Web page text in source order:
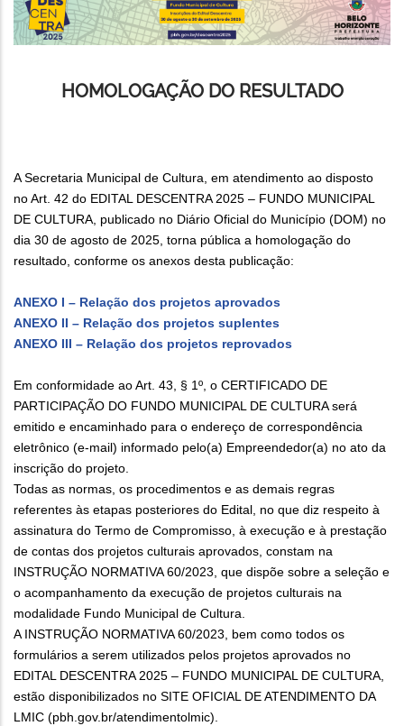
HOMOLOGAÇÃO DO RESULTADO
A Secretaria Municipal de Cultura, em atendimento ao disposto
no Art. 42 do EDITAL DESCENTRA 2025 – FUNDO MUNICIPAL
DE CULTURA, publicado no Diário Oficial do Município (DOM) no
dia 30 de agosto de 2025, torna pública a homologação do
resultado, conforme os anexos desta publicação:
ANEXO I – Relação dos projetos aprovados
ANEXO II – Relação dos projetos suplentes
ANEXO III – Relação dos projetos reprovados
Em conformidade ao Art. 43, § 1º, o CERTIFICADO DE
PARTICIPAÇÃO DO FUNDO MUNICIPAL DE CULTURA será
emitido e encaminhado para o endereço de correspondência
eletrônico (e‐mail) informado pelo(a) Empreendedor(a) no ato da
inscrição do projeto.
Todas as normas, os procedimentos e as demais regras
referentes às etapas posteriores do Edital, no que diz respeito à
assinatura do Termo de Compromisso, à execução e à prestação
de contas dos projetos culturais aprovados, constam na
INSTRUÇÃO NORMATIVA 60/2023, que dispõe sobre a seleção e
o acompanhamento da execução de projetos culturais na
modalidade Fundo Municipal de Cultura.
A INSTRUÇÃO NORMATIVA 60/2023, bem como todos os
formulários a serem utilizados pelos projetos aprovados no
EDITAL DESCENTRA 2025 – FUNDO MUNICIPAL DE CULTURA,
estão disponibilizados no SITE OFICIAL DE ATENDIMENTO DA
LMIC (pbh.gov.br/atendimentolmic).